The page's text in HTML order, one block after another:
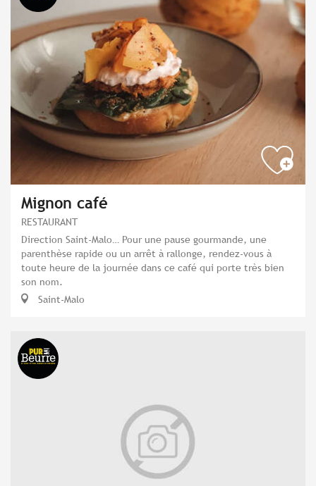
Mignon café
RESTAURANT
Direction Saint-Malo… Pour une pause gourmande, une
parenthèse rapide ou un arrêt à rallonge, rendez-vous à
toute heure de la journée dans ce café qui porte très bien
son nom.
Saint-Malo